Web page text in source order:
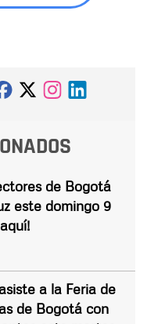
de Bogotá
este domingo 9
a la Feria de
de Bogotá con